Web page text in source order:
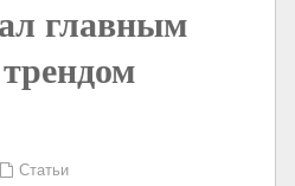
главным
Статьи